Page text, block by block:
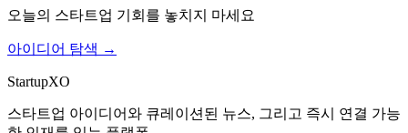
오늘의 스타트업 기회를 놓치지 마세요
아이디어 탐색 →
StartupXO
스타트업 아이디어와 큐레이션된 뉴스, 그리고 즉시 연결 가능